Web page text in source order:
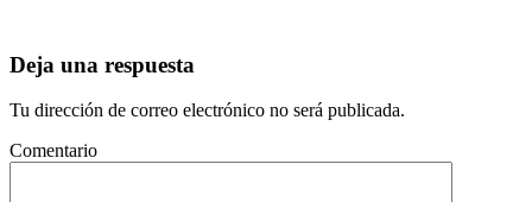
Deja una respuesta
Tu dirección de correo electrónico no será publicada.
Comentario